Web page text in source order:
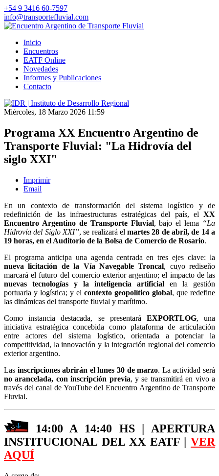
+54 9 3416 60-7597
info@transportefluvial.com
Inicio
Encuentros
EATF Online
Novedades
Informes y Publicaciones
Contacto
Miércoles, 18 Marzo 2026 11:59
Programa XX Encuentro Argentino de
Transporte Fluvial: "La Hidrovía del
siglo XXI"
Imprimir
Email
En un contexto de transformación del sistema logístico y de
redefinición de las infraestructuras estratégicas del país, el XX
Encuentro Argentino de Transporte Fluvial, bajo el lema “La
Hidrovía del Siglo XXI”, se realizará elmartes 28 de abril, de 14 a
19 horas, en el Auditorio de la Bolsa de Comercio de Rosario.
El programa anticipa una agenda centrada en tres ejes clave: la
nueva licitación de la Vía Navegable Troncal, cuyo rediseño
marcará el futuro del comercio exterior argentino; el impacto de las
nuevas tecnologías y la inteligencia artificial en la gestión
portuaria y logística; y el contexto geopolítico global, que redefine
las dinámicas del transporte fluvial y marítimo.
Como instancia destacada, se presentará EXPORTLOG, una
iniciativa estratégica concebida como plataforma de articulación
entre actores del sistema logístico, orientada a potenciar la
competitividad, la innovación y la integración regional del comercio
exterior argentino.
Las inscripciones abrirán el lunes 30 de marzo. La actividad será
no arancelada, con inscripción previa, y se transmitirá en vivo a
través del canal de YouTube del Encuentro Argentino de Transporte
Fluvial.
14:00 A 14:40 HS | APERTURA
INSTITUCIONAL DEL XX EATF | VER
AQUÍ